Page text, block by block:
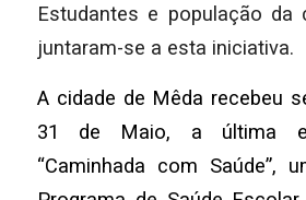
Estudantes e população da
juntaram-se a esta iniciativa.
A cidade de Mêda recebeu
31 de Maio, a última
“Caminhada com Saúde”,